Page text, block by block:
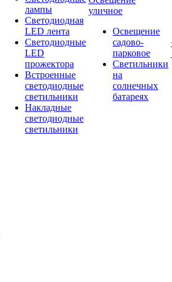
лампы
Светодиодная
LED лента
Светодиодные
LED
прожектора
Встроенные
светодиодные
светильники
Накладные
светодиодные
светильники
уличное
Освещение
садово-
парковое
Светильники
на
солнечных
батареях